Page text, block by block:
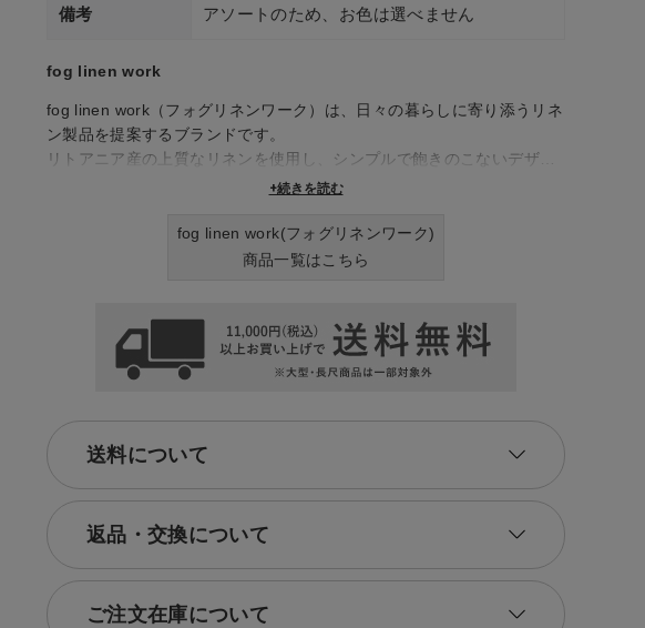
備考 アソートのため、お色は選べません
fog linen work
fog linen work（フォグリネンワーク）は、日々の暮らしに寄り添うリネ
ン製品を提案するブランドです。
リトアニア産の上質なリネンを使用し、シンプルで飽きのこないデザイ
ンのウェアや生活雑貨を展開しています。リネン素材は、洗うたびに風
した製品作りを行っており、キッチンリネンやベッドリネン、バッグな
ど、さまざまなアイテムを取り揃えています。
よさを提供します。毎日の生活に、fog linen work（フォグリネンワー
ク）のリネン製品を取り入れてみてはいかがでしょうか。
+続きを読む
fog linen work(フォグリネンワーク)
商品一覧はこちら
送料について
返品・交換について
ご注文在庫について